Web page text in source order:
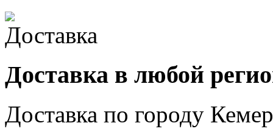
Доставка в любой
Доставка по городу